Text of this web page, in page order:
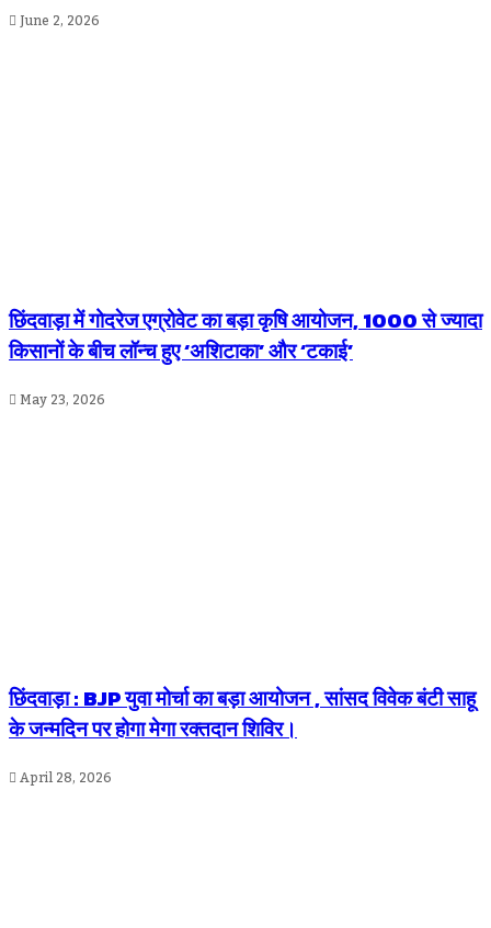
June 2, 2026
छिंदवाड़ा में गोदरेज एग्रोवेट का बड़ा कृषि आयोजन, 1000 से ज्यादा
किसानों के बीच लॉन्च हुए ‘अशिटाका’ और ‘टकाई’
May 23, 2026
छिंदवाड़ा : BJP युवा मोर्चा का बड़ा आयोजन , सांसद विवेक बंटी साहू
के जन्मदिन पर होगा मेगा रक्तदान शिविर।
April 28, 2026